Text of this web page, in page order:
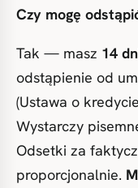
Czy mogę
Tak — masz 14
odstąpienie od
(Ustawa o
Wystarczy
Odsetki za
proporcjonalnie.